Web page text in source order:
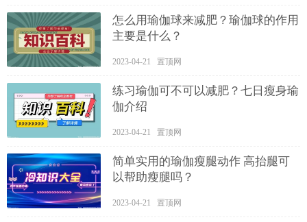
怎么用瑜伽球来减肥？瑜伽球的作用
主要是什么？
2023-04-21 置顶网
练习瑜伽可不可以减肥？七日瘦身瑜
伽介绍
2023-04-21 置顶网
简单实用的瑜伽瘦腿动作 高抬腿可
以帮助瘦腿吗？
2023-04-21 置顶网